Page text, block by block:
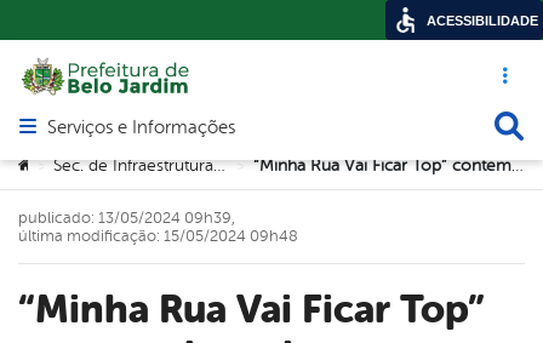
Acesso
Abrir menu principal de navegação
Serviços e Informações
Você está aqui:
> Sec. de Infraestrutura e Urbanismo > “Minha Rua Vai Ficar Top” contempla mais quatros ruas do bairro da Cohab I, em Belo Jardim
“Minha Rua Vai Ficar Top”
publicado: 13/05/2024 09h39,
última modificação: 15/05/2024 09h48
ACESSIBILIDADE